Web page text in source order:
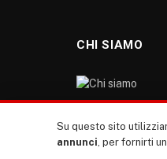
CHI SIAMO
nostro sito
Su questo sito
annunci, per fornirti